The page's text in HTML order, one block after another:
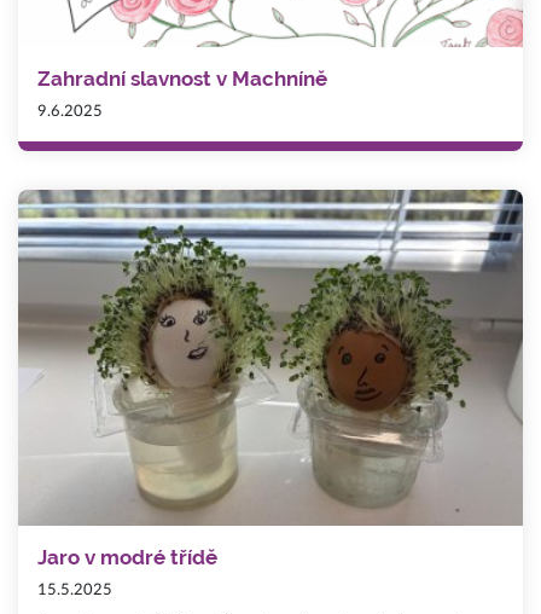
Zahradní slavnost v Machníně
9.6.2025
Jaro v modré třídě
15.5.2025